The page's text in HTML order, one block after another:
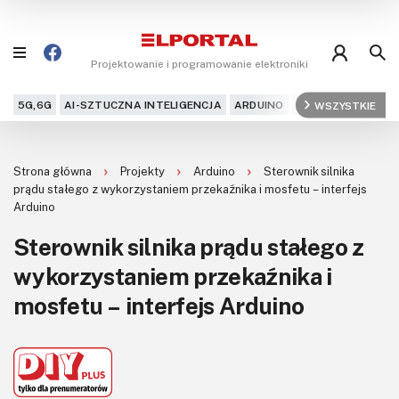
Projektowanie i programowanie elektroniki
5G,6G AI-SZTUCZNA INTELIGENCJA ARDUINO ARM AUDIO
WSZYSTKIE
Projekty
DIY+
Czytelnia
Dla Ciebie
Strona główna Projekty Arduino
Sterownik silnika
prądu stałego z wykorzystaniem przekaźnika i mosfetu – interfejs
Arduino
Sterownik silnika prądu stałego z
wykorzystaniem przekaźnika i
mosfetu – interfejs Arduino